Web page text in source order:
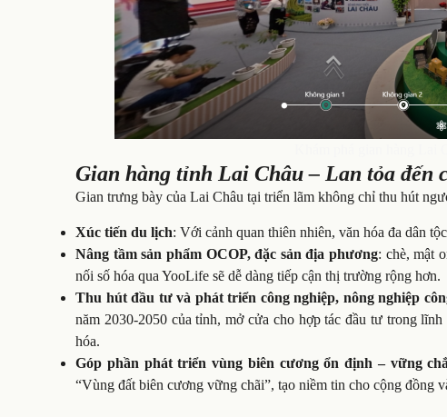
Gian hàng tỉnh Lai Châu – Lan tỏa đến
Gian trưng bày của Lai Châu tại triển lãm không chỉ thu hút
Xúc tiến du lịch: Với cảnh quan thiên nhiên, văn hóa đa dân
Nâng tầm sản phẩm OCOP, đặc sản địa phương: chè, mật
nối số hóa qua YooLife sẽ dễ dàng tiếp cận thị trường rộng hơn.
Thu hút đầu tư và phát triển công nghiệp, nông nghiệp
năm 2030-2050 của tỉnh, mở cửa cho hợp tác đầu tư trong
hóa.
Góp phần phát triển vùng biên cương ổn định – vững
“Vùng đất biên cương vững chãi”, tạo niềm tin cho cộng đồng